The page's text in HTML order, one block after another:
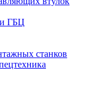
ГБЦ
станков